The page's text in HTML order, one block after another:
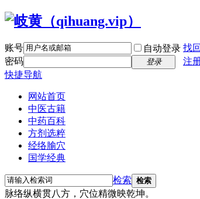
账号 自动登录 找
密码
登录
注
快捷导航
网站首页
中医古籍
中药百科
方剂选粹
经络腧穴
国学经典
检索 检索
脉络纵横贯八方，穴位精微映乾坤。